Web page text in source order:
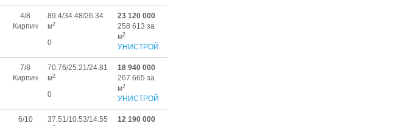
4/8
Кирпич
89.4/34.48/26.34
м2
0
23 120 000
258 613 за
м2
УНИСТРОЙ
7/8
Кирпич
70.76/25.21/24.81
м2
0
18 940 000
267 665 за
м2
УНИСТРОЙ
6/10
37.51/10.53/14.55
12 190 000